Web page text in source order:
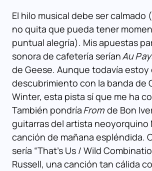
El hilo musical debe ser calmado
no quita que pueda tener
puntual alegría). Mis apuestas
sonora de cafetería seríanAu
de Geese. Aunque todavía estoy
descubrimiento con la banda de
Winter, esta pista sí que me ha
También pondríaFrom de Bon
guitarras del artista neoyorquino
canción de mañana espléndida.
sería “That’s Us / Wild
Russell, una canción tan cálida